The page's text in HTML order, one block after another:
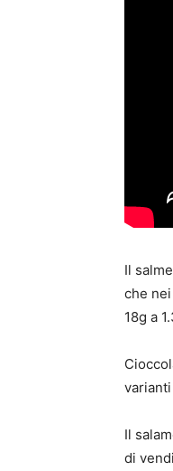
Il
che
18g a
Il
di